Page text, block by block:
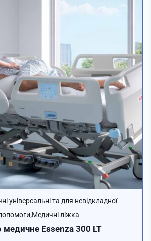
універсальні та для невідкладної
,Медичні ліжка
Essenza 300 LT